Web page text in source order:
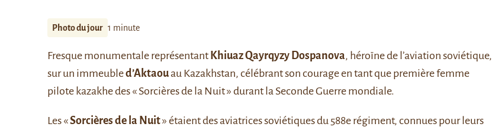
Photo du jour 1 minute
Fresque monumentale représentant Khiuaz Qayrqyzy Dospanova, héroïne de l’aviation soviétique,
sur un immeubled’Aktaouau Kazakhstan, célébrant son courage en tant que première femme
pilote kazakhe des « Sorcières de la Nuit » durant la Seconde Guerre mondiale.
Les «Sorcières de la Nuit» étaient des aviatrices soviétiques du 588e régiment, connues pour leurs